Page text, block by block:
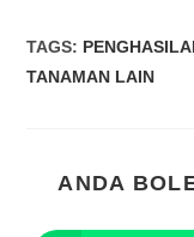
TAGS:
TANAMAN LAIN
ANDA